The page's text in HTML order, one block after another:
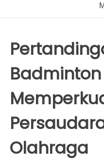
Olahraga